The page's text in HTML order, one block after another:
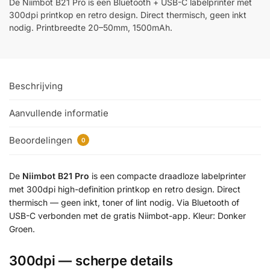
300dpi printkop en retro design. Direct thermisch, geen inkt
nodig. Printbreedte 20–50mm, 1500mAh.
Beschrijving
Aanvullende informatie
Beoordelingen 0
De Niimbot B21 Pro is een compacte draadloze labelprinter
met 300dpi high-definition printkop en retro design. Direct
thermisch — geen inkt, toner of lint nodig. Via Bluetooth of
USB-C verbonden met de gratis Niimbot-app. Kleur: Donker
Groen.
300dpi — scherpe details